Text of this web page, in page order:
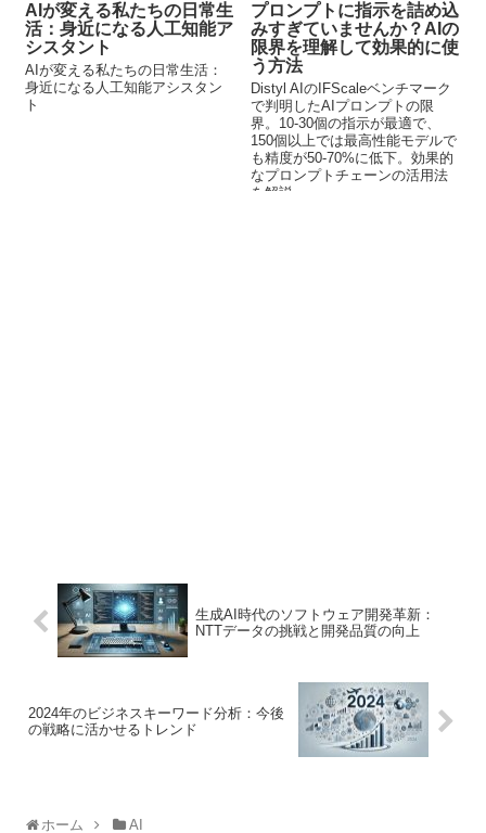
AIが変える私たちの日常生
活：身近になる人工知能ア
シスタント
AIが変える私たちの日常生活：
身近になる人工知能アシスタン
ト
プロンプトに指示を詰め込
みすぎていませんか？AIの
限界を理解して効果的に使
う方法
Distyl AIのIFScaleベンチマーク
で判明したAIプロンプトの限
界。10-30個の指示が最適で、
150個以上では最高性能モデルで
も精度が50-70%に低下。効果的
なプロンプトチェーンの活用法
を解説。
生成AI時代のソフトウェア開発革新：
NTTデータの挑戦と開発品質の向上
2024年のビジネスキーワード分析：今後
の戦略に活かせるトレンド
ホーム AI